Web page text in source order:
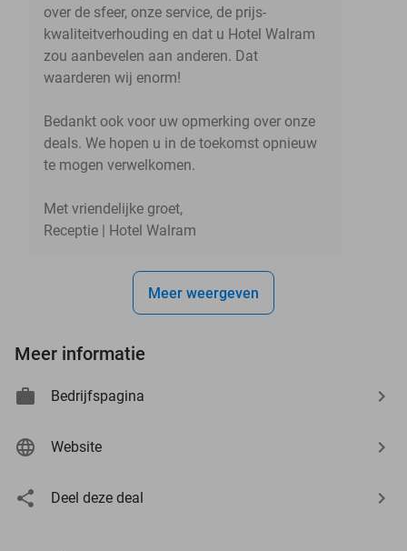
over de sfeer, onze service, de prijs-
kwaliteitverhouding en dat u Hotel Walram
zou aanbevelen aan anderen. Dat
waarderen wij enorm!
Bedankt ook voor uw opmerking over onze
deals. We hopen u in de toekomst opnieuw
te mogen verwelkomen.
Met vriendelijke groet,
Receptie | Hotel Walram
Meer weergeven
Meer informatie
Bedrijfspagina
Website
Deel deze deal